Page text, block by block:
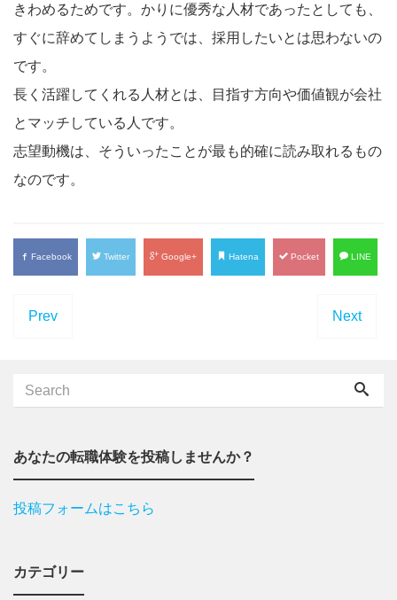
きわめるためです。かりに優秀な人材であったとしても、
すぐに辞めてしまうようでは、採用したいとは思わないの
です。
長く活躍してくれる人材とは、目指す方向や価値観が会社
とマッチしている人です。
志望動機は、そういったことが最も的確に読み取れるもの
なのです。
Facebook Twitter Google+ Hatena Pocket LINE
Prev Next
あなたの転職体験を投稿しませんか？
投稿フォームはこちら
カテゴリー